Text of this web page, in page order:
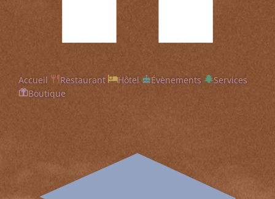
Accueil Restaurant Hôtel Évènements
Services
Boutique